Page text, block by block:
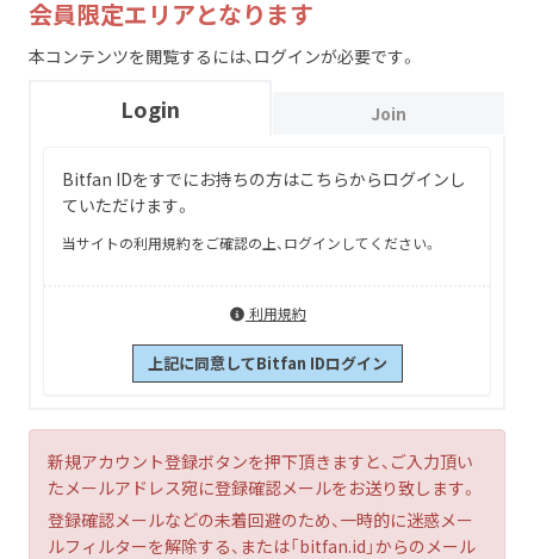
会員限定エリアとなります
本コンテンツを閲覧するには、ログインが必要です。
Login Join
Bitfan IDをすでにお持ちの方はこちらからログインし
ていただけます。
当サイトの利用規約をご確認の上、ログインしてください。
利用規約
上記に同意してBitfan IDログイン
新規アカウント登録ボタンを押下頂きますと、ご入力頂い
たメールアドレス宛に登録確認メールをお送り致します。
登録確認メールなどの未着回避のため、一時的に迷惑メー
ルフィルターを解除する、または「bitfan.id」からのメール